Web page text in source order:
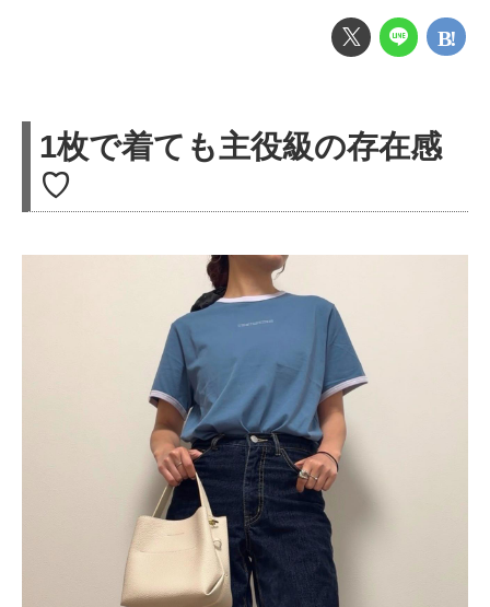
1枚で着ても主役級の存在感
♡